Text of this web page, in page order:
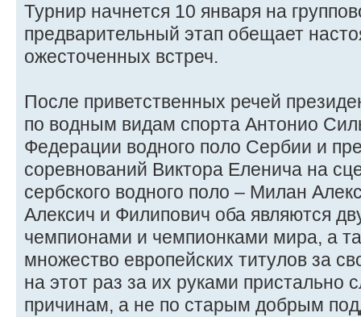
Турнир начнется 10 января на
предварительный этап обещает
ожесточенных встреч.
После приветственных речей
по водным видам спорта Антонио
Федерации водного поло Сербии и
соревнований Виктора Еленича на
сербского водного поло – Милан
Алексич и Филипович оба являются
чемпионами и чемпионками мира, а
множество европейских титулов за
на этот раз за их руками пристально
причинам, а не по старым добрым